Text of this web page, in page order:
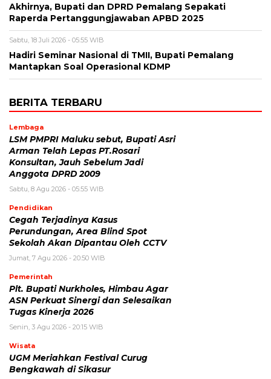
Akhirnya, Bupati dan DPRD Pemalang Sepakati
Raperda Pertanggungjawaban APBD 2025
Sabtu, 18 Juli 2026 - 05:55 WIB
Hadiri Seminar Nasional di TMII, Bupati Pemalang
Mantapkan Soal Operasional KDMP
BERITA TERBARU
Lembaga
LSM PMPRI Maluku sebut, Bupati Asri
Arman Telah Lepas PT.Rosari
Konsultan, Jauh Sebelum Jadi
Anggota DPRD 2009
Sabtu, 8 Agu 2026 - 05:55 WIB
Pendidikan
Cegah Terjadinya Kasus
Perundungan, Area Blind Spot
Sekolah Akan Dipantau Oleh CCTV
Jumat, 7 Agu 2026 - 20:50 WIB
Pemerintah
Plt. Bupati Nurkholes, Himbau Agar
ASN Perkuat Sinergi dan Selesaikan
Tugas Kinerja 2026
Senin, 3 Agu 2026 - 20:15 WIB
Wisata
UGM Meriahkan Festival Curug
Bengkawah di Sikasur